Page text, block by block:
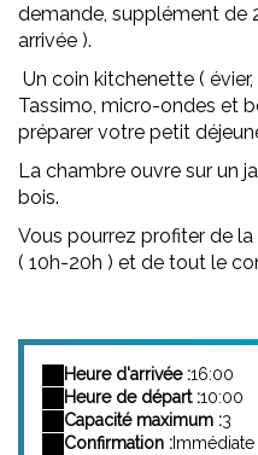
demande, supplément de
arrivée ).
Un coin kitchenette (
Tassimo, micro-ondes et
préparer votre petit
La chambre ouvre sur un
bois.
Vous pourrez profiter de
( 10h-20h ) et de tout le
Heure d'arrivée :16:00
Heure de départ :10:00
Capacité maximum :3
Confirmation : Immédiate